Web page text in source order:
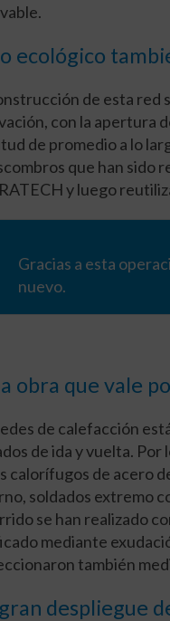
ecológico
de esta red
con la apertura
de promedio a lo
que han sido
y luego
Gracias a esta
nuevo.
obra que vale
de calefacción
de ida y vuelta.
calorífugos de acero
soldados extremo
se han realizado
mediante
también
despliegue